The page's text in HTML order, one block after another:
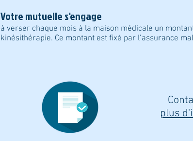
Votre mutuelle s'engage
à verser chaque mois à la maison médicale un
kinésithérapie. Ce montant est fixé par l’assurance
plus